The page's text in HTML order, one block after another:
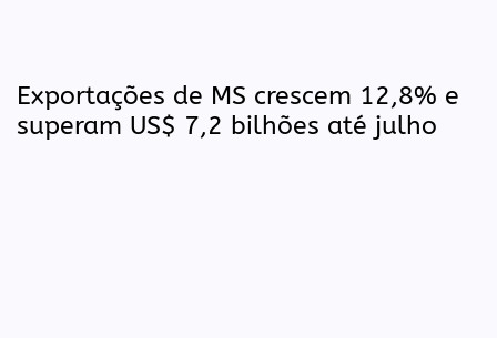
Exportações de MS crescem 12,8% e
superam US$ 7,2 bilhões até julho